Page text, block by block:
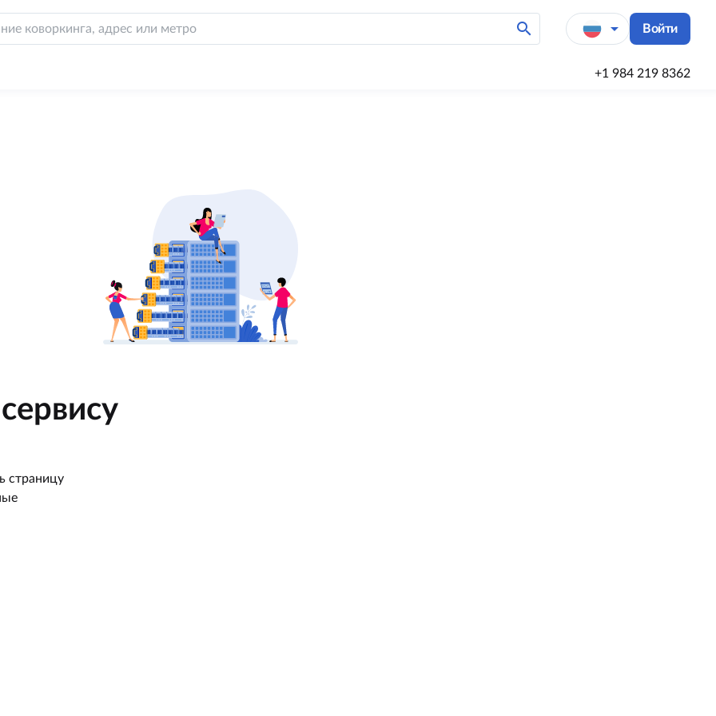
search arrow_drop_down Войти
+1 984 219 8362
страницу